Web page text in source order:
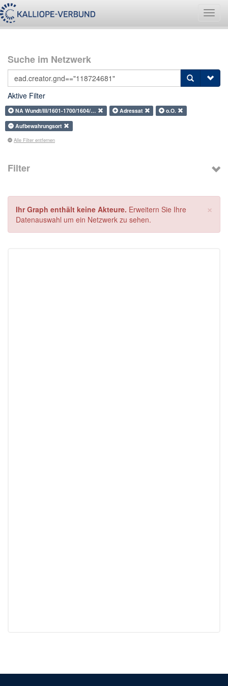
Suche im Netzwerk
Aktive Filter
NA Wundt/III/1601-1700/1604/… Adressat
o.O.
Aufbewahrungsort
Alle Filter entfernen
Filter
×
Ihr Graph enthält keine Akteure. Erweitern Sie Ihre
Datenauswahl um ein Netzwerk zu sehen.